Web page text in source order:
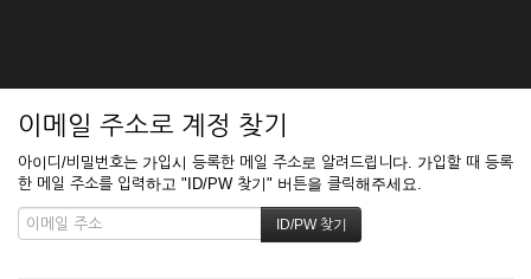
이메일 주소로 계정 찾기
아이디/비밀번호는 가입시 등록한 메일 주소로 알려드립니다. 가입할 때 등록
한 메일 주소를 입력하고 "ID/PW 찾기" 버튼을 클릭해주세요.